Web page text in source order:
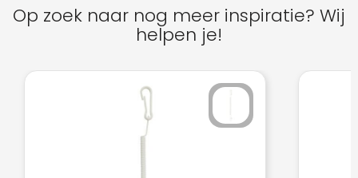
Op zoek naar nog meer inspiratie? Wij
helpen je!